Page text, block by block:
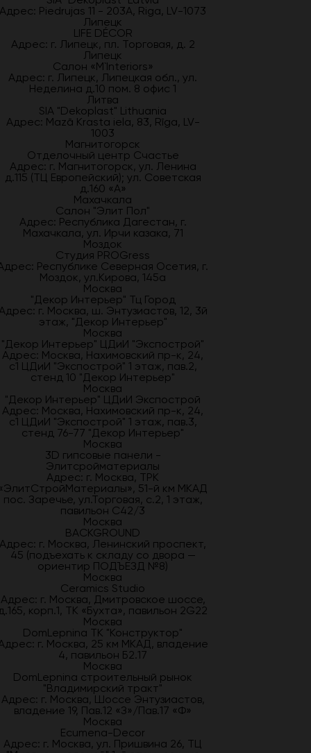
Адрес: Piedrujas 11 - 203A, Riga, LV-1073
Липецк
LIFE DÉCOR
Адрес: г. Липецк, пл. Торговая, д. 2
Липецк
Салон «M`Interiors»
Адрес: г. Липецк, Липецкая обл., ул.
Неделина д.10 пом. 8 офис 1
Литва
SIA "Dekoplast" Lithuania
Адрес: Mazā Krasta iela, 83, Rīga, LV-
1003
Магнитогорск
Отделочный центр Счастье
Адрес: г. Магнитогорск, ул. Ленина
д.115 (ТЦ Европейский); ул. Советская
д.160 «А»
Махачкала
Салон "Элит Пол"
Адрес: Республика Дагестан, г.
Махачкала, ул. Ирчи казака, 71
Моздок
Студия PROGress
Республике Северная Осетия, г.
Моздок, ул.Кирова, 145а
Москва
"Декор Интерьер" Тц Город
г. Москва, ш. Энтузиастов, 12, 3й
этаж, "Декор Интерьер"
Москва
"Декор Интерьер" ЦДиИ "Экспострой"
Адрес: Москва, Нахимовский пр-к, 24,
с1 ЦДиИ "Экспострой" 1 этаж, пав.2,
стенд 10 "Декор Интерьер"
Москва
"Декор Интерьер" ЦДиИ Экспострой
Адрес: Москва, Нахимовский пр-к, 24,
с1 ЦДиИ "Экспострой" 1 этаж, пав.3,
стенд 76-77 "Декор Интерьер"
Москва
3D гипсовые панели -
Элитсройматериалы
Адрес: г. Москва, ТРК
51-й км МКАД
пос. Заречье, ул.Торговая, с.2, 1 этаж,
павильон С42/3
Москва
BACKGROUND
Адрес: г. Москва, Ленинский проспект,
45 (подъехать к складу со двора —
ориентир ПОДЪЕЗД №8)
Москва
Ceramics Studio
Адрес: г. Москва, Дмитровское шоссе,
корп.1, ТК «Бухта», павильон 2G22
Москва
DomLepnina ТК "Конструктор"
г. Москва, 25 км МКАД, владение
4, павильон Б2.17
Москва
DomLepnina строительный рынок
"Владимирский тракт"
Адрес: г. Москва, Шоссе Энтузиастов,
владение 19, Пав.12 «З»/Пав.17 «Ф»
Москва
Ecumena-Decor
Адрес: г. Москва, ул. Пришвина 26, ТЦ